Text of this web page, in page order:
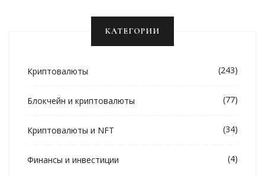
КАТЕГОРИИ
Криптовалюты (243)
Блокчейн и криптовалюты (77)
Криптовалюты и NFT (34)
Финансы и инвестиции (4)